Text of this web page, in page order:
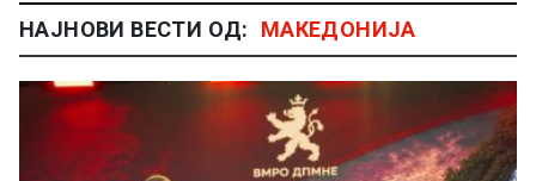
НАЈНОВИ ВЕСТИ ОД: МАКЕДОНИЈА